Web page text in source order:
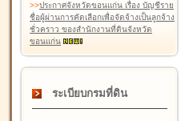
>>ประกาศจังหวัดขอนแก่น เรื่อง บัญชีราย
ชื่อผู้ผ่านการคัดเลือกเพื่อจัดจ้างเป็นลูกจ้าง
ชั่วคราว ของสำนักงานที่ดินจังหวัด
ขอนแก่น
ระเบียบกรมที่ดิน